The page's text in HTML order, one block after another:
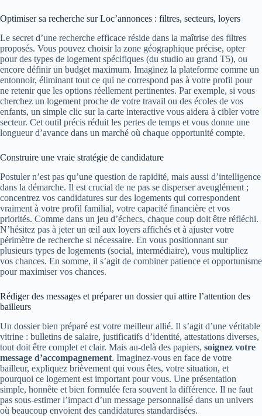
Optimiser sa recherche sur Loc’annonces : filtres, secteurs, loyers
Le secret d’une recherche efficace réside dans la maîtrise des filtres
proposés. Vous pouvez choisir la zone géographique précise, opter
pour des types de logement spécifiques (du studio au grand T5), ou
encore définir un budget maximum. Imaginez la plateforme comme un
entonnoir, éliminant tout ce qui ne correspond pas à votre profil pour
ne retenir que les options réellement pertinentes. Par exemple, si vous
cherchez un logement proche de votre travail ou des écoles de vos
enfants, un simple clic sur la carte interactive vous aidera à cibler votre
secteur. Cet outil précis réduit les pertes de temps et vous donne une
longueur d’avance dans un marché où chaque opportunité compte.
Construire une vraie stratégie de candidature
Postuler n’est pas qu’une question de rapidité, mais aussi d’intelligence
dans la démarche. Il est crucial de ne pas se disperser aveuglément ;
concentrez vos candidatures sur des logements qui correspondent
vraiment à votre profil familial, votre capacité financière et vos
priorités. Comme dans un jeu d’échecs, chaque coup doit être réfléchi.
N’hésitez pas à jeter un œil aux loyers affichés et à ajuster votre
périmètre de recherche si nécessaire. En vous positionnant sur
plusieurs types de logements (social, intermédiaire), vous multipliez
vos chances. En somme, il s’agit de combiner patience et opportunisme
pour maximiser vos chances.
Rédiger des messages et préparer un dossier qui attire l’attention des
bailleurs
Un dossier bien préparé est votre meilleur allié. Il s’agit d’une véritable
vitrine : bulletins de salaire, justificatifs d’identité, attestations diverses,
tout doit être complet et clair. Mais au-delà des papiers, soignez votre
message d’accompagnement. Imaginez-vous en face de votre
bailleur, expliquez brièvement qui vous êtes, votre situation, et
pourquoi ce logement est important pour vous. Une présentation
simple, honnête et bien formulée fera souvent la différence. Il ne faut
pas sous-estimer l’impact d’un message personnalisé dans un univers
où beaucoup envoient des candidatures standardisées.